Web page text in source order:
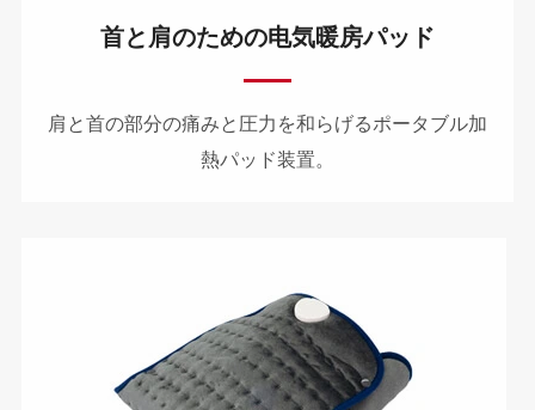
首と肩のための电気暖房パッド
肩と首の部分の痛みと圧力を和らげるポータブル加
熱パッド装置。